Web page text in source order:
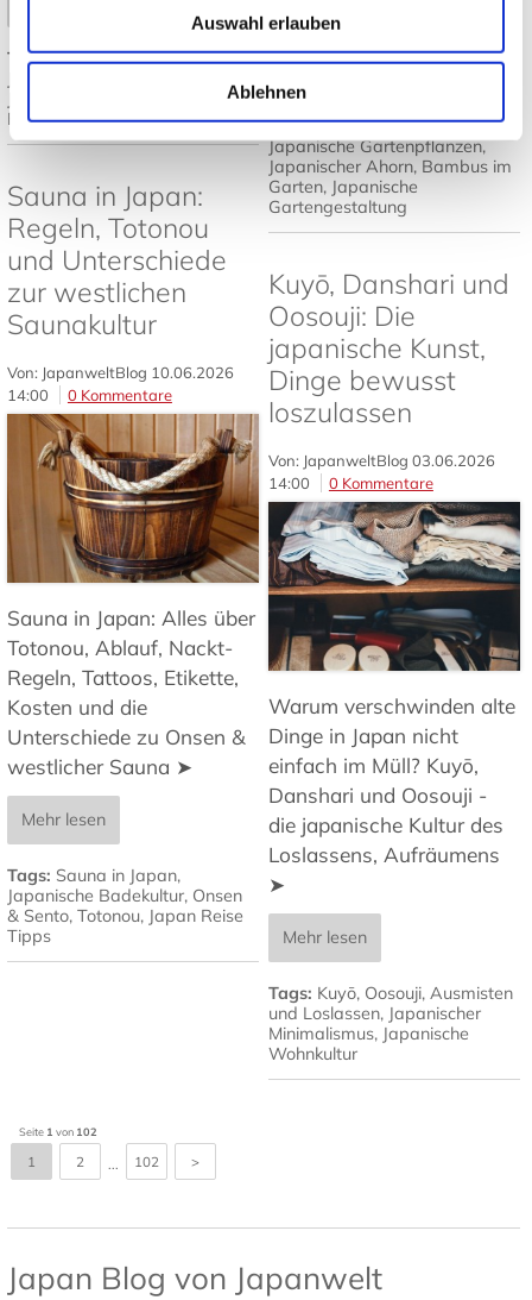
Auswahl erlauben
Ablehnen
Tags: Japanisches Design,
Tatami und
Futon
➤
Mehr lesen
Tags: Japanischer Garten,
Japanische Gartenpflanzen,
Japanischer Ahorn, Bambus im
Garten, Japanische
Gartengestaltung
Sauna in Japan:
Regeln, Totonou
und Unterschiede
zur westlichen
Saunakultur
Von: JapanweltBlog 10.06.2026
14:00
0 Kommentare
Sauna in Japan: Alles über
Totonou, Ablauf, Nackt-
Regeln, Tattoos, Etikette,
Kosten und die
Unterschiede zu Onsen &
westlicher Sauna ➤
Mehr lesen
Tags: Sauna in Japan,
Japanische Badekultur, Onsen
& Sento, Totonou, Japan Reise
Tipps
Kuyō, Danshari und
Oosouji: Die
japanische Kunst,
Dinge bewusst
loszulassen
Von: JapanweltBlog 03.06.2026
14:00
0 Kommentare
Warum verschwinden alte
Dinge in Japan nicht
einfach im Müll? Kuyō,
Danshari und Oosouji -
die japanische Kultur des
Loslassens, Aufräumens
➤
Mehr lesen
Tags: Kuyō, Oosouji, Ausmisten
und Loslassen, Japanischer
Minimalismus, Japanische
Wohnkultur
Seite 1 von 102
1 2 ... 102 >
Japan Blog von Japanwelt